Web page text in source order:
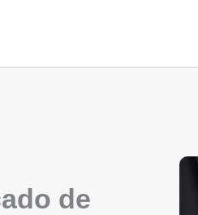
de